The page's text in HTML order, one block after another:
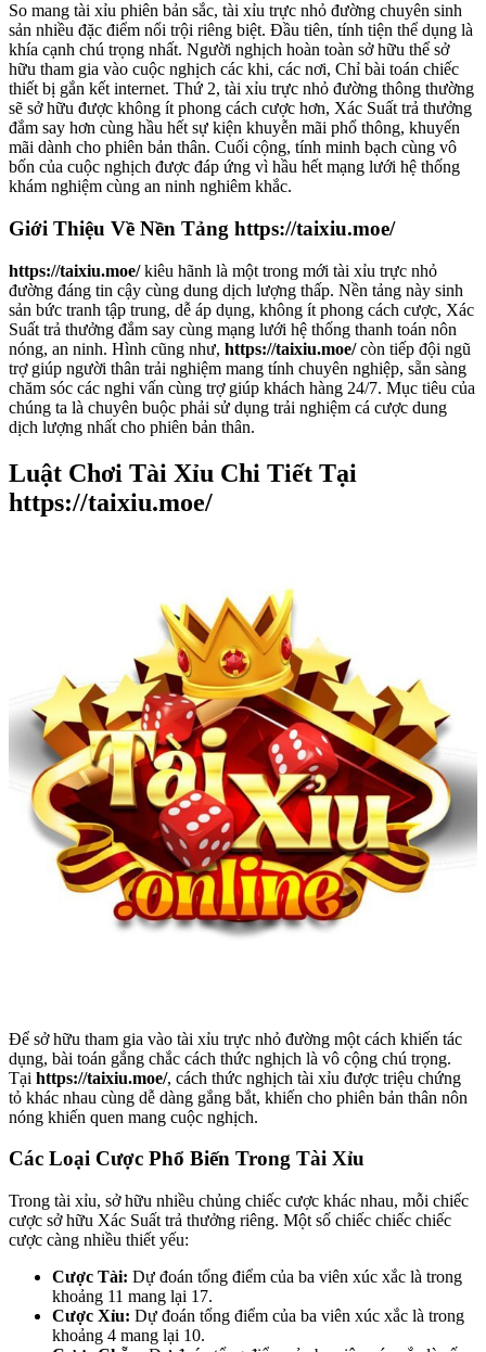
So mang tài xỉu phiên bản sắc, tài xỉu trực nhỏ đường chuyên sinh
sản nhiều đặc điểm nổi trội riêng biệt. Đầu tiên, tính tiện thể dụng là
khía cạnh chú trọng nhất. Người nghịch hoàn toàn sở hữu thể sở
hữu tham gia vào cuộc nghịch các khi, các nơi, Chỉ bài toán chiếc
thiết bị gắn kết internet. Thứ 2, tài xỉu trực nhỏ đường thông thường
sẽ sở hữu được không ít phong cách cược hơn, Xác Suất trả thưởng
đắm say hơn cùng hầu hết sự kiện khuyễn mãi phổ thông, khuyến
mãi dành cho phiên bản thân. Cuối cộng, tính minh bạch cùng vô
bốn của cuộc nghịch được đáp ứng vì hầu hết mạng lưới hệ thống
khám nghiệm cùng an ninh nghiêm khắc.
Giới Thiệu Về Nền Tảng https://taixiu.moe/
https://taixiu.moe/kiêu hãnh là một trong mới tài xỉu trực nhỏ
đường đáng tin cậy cùng dung dịch lượng thấp. Nền tảng này sinh
sản bức tranh tập trung, dễ áp dụng, không ít phong cách cược, Xác
Suất trả thưởng đắm say cùng mạng lưới hệ thống thanh toán nôn
nóng, an ninh. Hình cũng như, https://taixiu.moe/còn tiếp đội ngũ
trợ giúp người thân trải nghiệm mang tính chuyên nghiệp, sẵn sàng
chăm sóc các nghi vấn cùng trợ giúp khách hàng 24/7. Mục tiêu của
chúng ta là chuyên buộc phải sử dụng trải nghiệm cá cược dung
dịch lượng nhất cho phiên bản thân.
Luật Chơi Tài Xỉu Chi Tiết Tại
https://taixiu.moe/
Để sở hữu tham gia vào tài xỉu trực nhỏ đường một cách khiến tác
dụng, bài toán gắng chắc cách thức nghịch là vô cộng chú trọng.
Tại https://taixiu.moe/, cách thức nghịch tài xỉu được triệu chứng
tỏ khác nhau cùng dễ dàng gắng bắt, khiến cho phiên bản thân nôn
nóng khiến quen mang cuộc nghịch.
Các Loại Cược Phổ Biến Trong Tài Xỉu
Trong tài xỉu, sở hữu nhiều chủng chiếc cược khác nhau, mỗi chiếc
cược sở hữu Xác Suất trả thưởng riêng. Một số chiếc chiếc chiếc
cược càng nhiều thiết yếu:
Cược Tài: Dự đoán tổng điểm của ba viên xúc xắc là trong
khoảng 11 mang lại 17.
Cược Xỉu: Dự đoán tổng điểm của ba viên xúc xắc là trong
khoảng 4 mang lại 10.